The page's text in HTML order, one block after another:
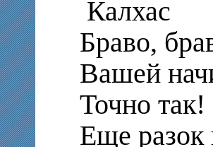
Калхас
Браво,
Вашей
Точно
Еще разок